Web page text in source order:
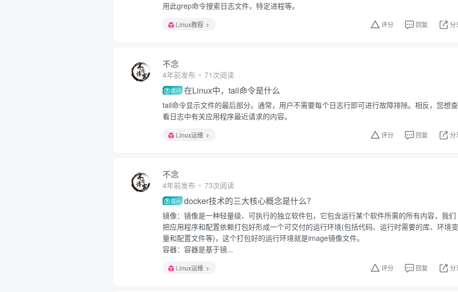
用此grep命令搜索日志文件，特定进程等。
Linux教程 评分 回复 分
不念
4年前发布 71次阅读
提问 在Linux中，tail命令是什么
tail命令显示文件的最后部分。通常，用户不需要每个日志行即可进行故障排除。相反，您想查
看日志中有关应用程序最近请求的内容。
Linux运维 评分 回复 分
不念
4年前发布 73次阅读
提问 docker技术的三大核心概念是什么？
镜像：镜像是一种轻量级、可执行的独立软件包，它包含运行某个软件所需的所有内容，我们
把应用程序和配置依赖打包好形成一个可交付的运行环境(包括代码、运行时需要的库、环境变
量和配置文件等)，这个打包好的运行环境就是image镜像文件。
容器：容器是基于镜...
Linux运维 评分 回复 分